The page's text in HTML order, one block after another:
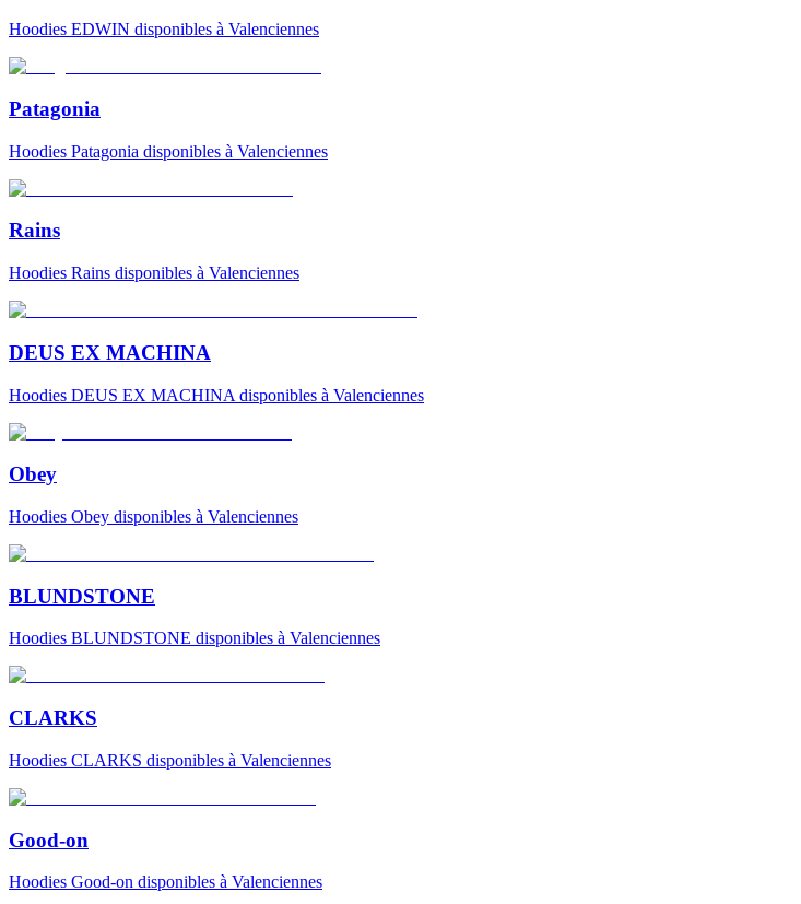
Hoodies EDWIN disponibles à Valenciennes
Patagonia
Hoodies Patagonia disponibles à Valenciennes
Rains
Hoodies Rains disponibles à Valenciennes
DEUS EX MACHINA
Hoodies DEUS EX MACHINA disponibles à Valenciennes
Obey
Hoodies Obey disponibles à Valenciennes
BLUNDSTONE
Hoodies BLUNDSTONE disponibles à Valenciennes
CLARKS
Hoodies CLARKS disponibles à Valenciennes
Good-on
Hoodies Good-on disponibles à Valenciennes